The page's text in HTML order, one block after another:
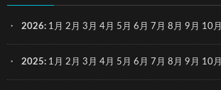
2026: 1月 2月 3月 4月 5月 6月 7月 8月 9月 10月
2025: 1月 2月 3月 4月 5月 6月 7月 8月 9月 10月